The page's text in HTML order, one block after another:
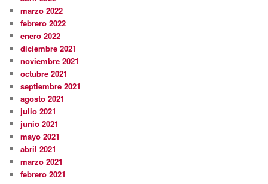
marzo 2022
febrero 2022
enero 2022
diciembre 2021
noviembre 2021
octubre 2021
septiembre 2021
agosto 2021
julio 2021
junio 2021
mayo 2021
abril 2021
marzo 2021
febrero 2021